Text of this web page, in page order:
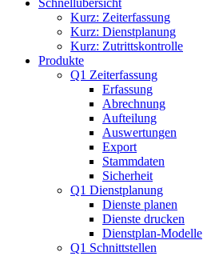
Kurz: Zeiterfassung
Kurz: Dienstplanung
Kurz: Zutrittskontrolle
Produkte
Q1 Zeiterfassung
Erfassung
Abrechnung
Aufteilung
Auswertungen
Export
Stammdaten
Sicherheit
Q1 Dienstplanung
Dienste planen
Dienste drucken
Dienstplan-Modelle
Q1 Schnittstellen